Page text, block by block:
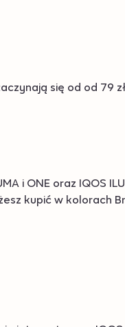
się od od 79
i ONE oraz IQOS
kupić w kolorach